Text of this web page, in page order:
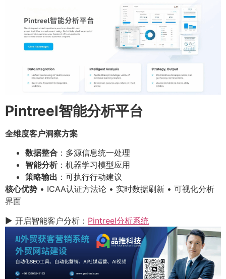
Pintreel智能分析平台
全维度客户洞察方案
数据整合 ：多源信息统一处理
智能分析：机器学习模型应用
策略输出 ：可执行行动建议
核心优势 • ICAA认证方法论 • 实时数据刷新 • 可视化分析
界面
▶ 开启智能客户分析： Pintreel分析系统